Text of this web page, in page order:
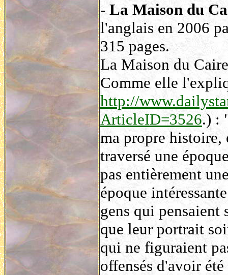
-La Maison du
l'anglais en 2006
315 pages.
La Maison du
Comme elle
http://
ArticleID=3526.) :
ma propre
traversé une
pas entièrement
époque
gens qui pensaient
que leur portrait
qui ne figuraient
offensés d'avoir